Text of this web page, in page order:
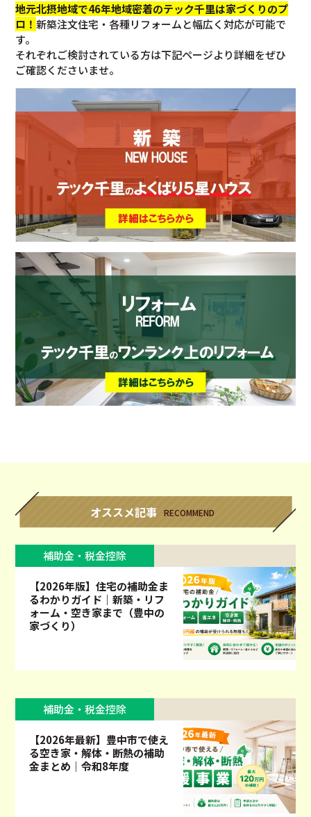
地元北摂地域で46年地域密着のテック千里は家づくりのプ
ロ！新築注文住宅・各種リフォームと幅広く対応が可能で
す。
それぞれご検討されている方は下記ページより詳細をぜひ
ご確認くださいませ。
オススメ記事 RECOMMEND
補助金・税金控除
【2026年版】住宅の補助金ま
るわかりガイド｜新築・リフ
ォーム・空き家まで（豊中の
家づくり）
補助金・税金控除
【2026年最新】豊中市で使え
る空き家・解体・断熱の補助
金まとめ｜令和8年度